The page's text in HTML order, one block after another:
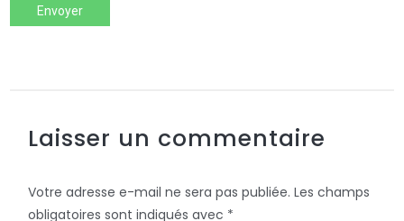
Envoyer
Laisser un commentaire
Votre adresse e-mail ne sera pas publiée. Les champs
obligatoires sont indiqués avec *